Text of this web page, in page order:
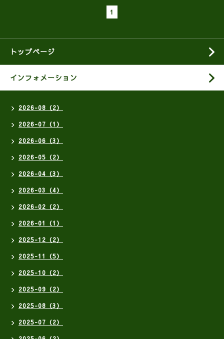
1
トップページ
インフォメーション
2026-08（2）
2026-07（1）
2026-06（3）
2026-05（2）
2026-04（3）
2026-03（4）
2026-02（2）
2026-01（1）
2025-12（2）
2025-11（5）
2025-10（2）
2025-09（2）
2025-08（3）
2025-07（2）